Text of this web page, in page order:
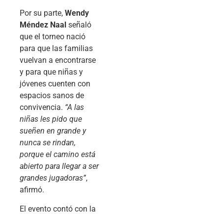
Por su parte, Wendy
Méndez Naal señaló
que el torneo nació
para que las familias
vuelvan a encontrarse
y para que niñas y
jóvenes cuenten con
espacios sanos de
convivencia. “A las
niñas les pido que
sueñen en grande y
nunca se rindan,
porque el camino está
abierto para llegar a ser
grandes jugadoras”,
afirmó.
El evento contó con la